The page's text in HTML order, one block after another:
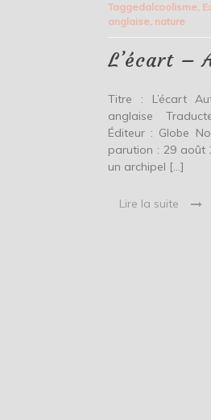
Taggedalcoolisme,
anglaise, nature
L’écart –
Titre : L’écart
anglaise
Éditeur : Globe
parution : 29 août
un archipel […]
Lire la suite